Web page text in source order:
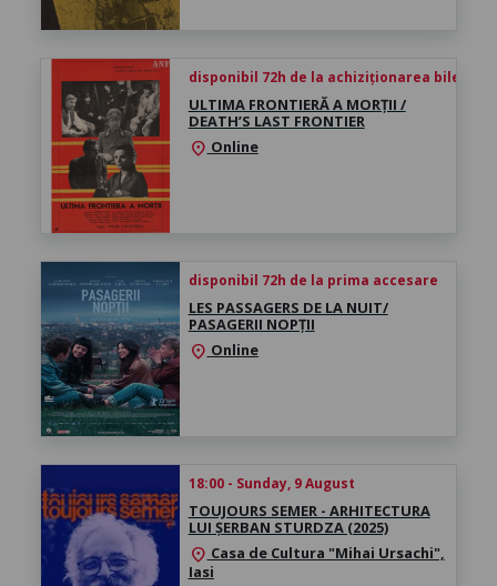
disponibil 72h de la achiziționarea biletului
ULTIMA FRONTIERĂ A MORȚII /
DEATH’S LAST FRONTIER
location_on Online
disponibil 72h de la prima accesare
LES PASSAGERS DE LA NUIT/
PASAGERII NOPȚII
location_on Online
18:00 - Sunday, 9 August
TOUJOURS SEMER - ARHITECTURA
LUI ȘERBAN STURDZA (2025)
location_on Casa de Cultura "Mihai Ursachi",
Iasi